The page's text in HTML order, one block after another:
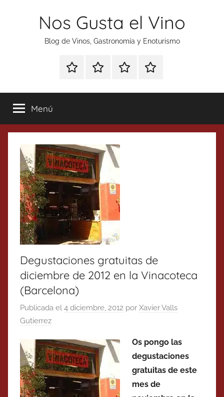
Nos Gusta el Vino
Blog de Vinos, Gastronomía y Enoturismo
Especial
Tonics
Enoturismo
Gastronomía
RankingContacto
Menú
Degustaciones gratuitas de
diciembre de 2012 en la Vinacoteca
(Barcelona)
Publicada el 4 diciembre, 2012 por Xavier Valls
Gutierrez
Os pongo las
degustaciones
gratuitas de este
mes de